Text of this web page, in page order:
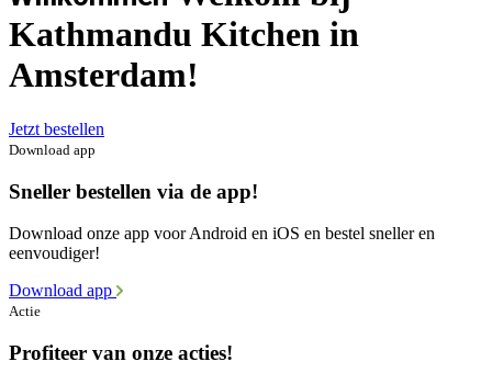
Kathmandu Kitchen in
Amsterdam!
Jetzt bestellen
Download app
Sneller bestellen via de app!
Download onze app voor Android en iOS en bestel sneller en
eenvoudiger!
Download app
Actie
Profiteer van onze acties!